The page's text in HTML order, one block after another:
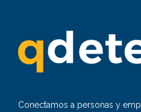
Conectamos a personas y